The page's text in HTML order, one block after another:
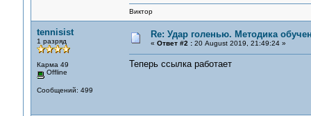
Виктор
tennisist
1 разряд
Карма 49
Offline
Сообщений: 499
Re: Удар голенью. Методика
« Ответ #2 :20 August 2019, 21:49:24 »
Теперь ссылка работает